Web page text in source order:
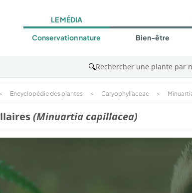
LE MÉDIA
Conservation nature Bien-être
🔍Rechercher une plante par
> Encyclopédie des plantes > Caryophyllaceae >
(Minuartia capillacea)